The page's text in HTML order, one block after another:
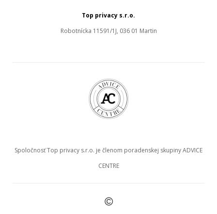
Top privacy s.r.o.
Robotnícka 11591/1J, 036 01 Martin
Spoločnosť Top privacy s.r.o. je členom poradenskej skupiny ADVICE
CENTRE
©